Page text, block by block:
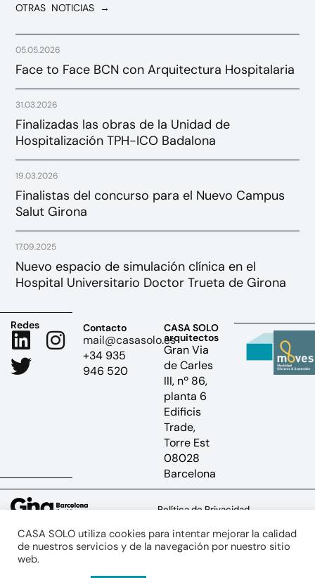
OTRAS NOTICIAS →
Face to Face BCN con Arquitectura Hospitalaria
05.05.2026
Finalizadas las obras de la Unidad de
Hospitalización TPH-ICO Badalona
31.03.2026
Finalistas del concurso para el Nuevo Campus
Salut Girona
19.03.2026
Nuevo espacio de simulación clínica en el
Hospital Universitario Doctor Trueta de Girona
17.09.2025
CASA SOLO
arquitectos
Gran Via
de Carles
III, nº 86,
planta 6
Edificis
Trade,
Torre Est
08028
Barcelona
Contacto
mail@casasolo.es
+34 935
946 520
Redes
Política de Privacidad
Aviso Legal
CASA SOLO utiliza cookies para intentar mejorar la calidad
de nuestros servicios y de la navegación por nuestro sitio
web.